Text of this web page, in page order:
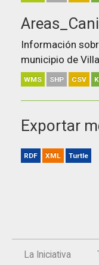
Información
municipio de
WMS SHP CSV
Exportar
RDF XML Turtle
La Iniciativa